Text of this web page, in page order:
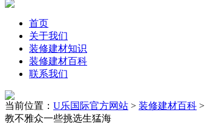
首页
关于我们
装修建材知识
装修建材百科
联系我们
当前位置： U乐国际官方网站 > 装修建材百科 >
教不雅众一些挑选生猛海